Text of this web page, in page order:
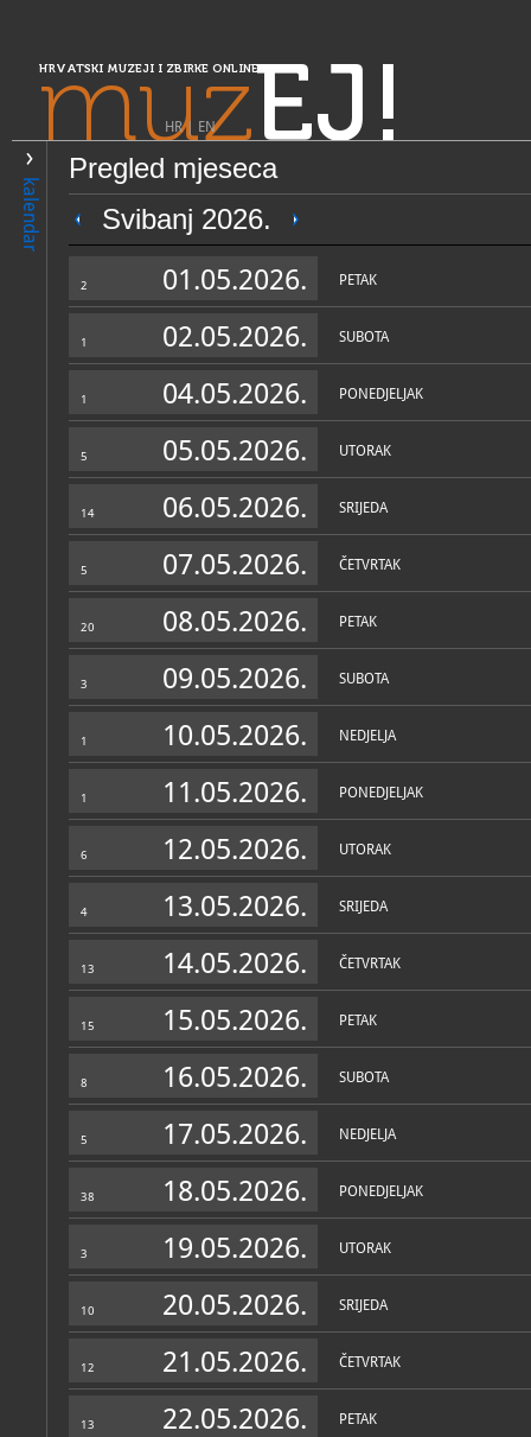
HRVATSKI MUZEJI I ZBIRKE ONLINE
muzEJ!
HR| EN
kalendar
Pregled mjeseca
Svibanj 2026.
2 01.05.2026. PETAK
1 02.05.2026. SUBOTA
1 04.05.2026. PONEDJELJAK
5 05.05.2026. UTORAK
14 06.05.2026. SRIJEDA
5 07.05.2026. ČETVRTAK
20 08.05.2026. PETAK
3 09.05.2026. SUBOTA
1 10.05.2026. NEDJELJA
1 11.05.2026. PONEDJELJAK
6 12.05.2026. UTORAK
4 13.05.2026. SRIJEDA
13 14.05.2026. ČETVRTAK
15 15.05.2026. PETAK
8 16.05.2026. SUBOTA
5 17.05.2026. NEDJELJA
38 18.05.2026. PONEDJELJAK
3 19.05.2026. UTORAK
10 20.05.2026. SRIJEDA
12 21.05.2026. ČETVRTAK
13 22.05.2026. PETAK
PRETRAŽIVANJE
Središnja Hrvatska
Narodni muzej i galerija
OPĆI PODACI
Zbirke